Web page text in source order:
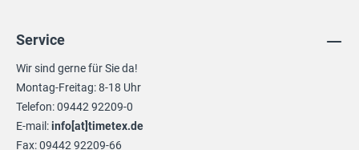
Service
Wir sind gerne für Sie da!
Montag-Freitag: 8-18 Uhr
Telefon: 09442 92209-0
E-mail:info[at]timetex.de
Fax: 09442 92209-66